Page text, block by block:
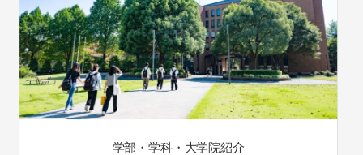
学部・学科・大学院紹介